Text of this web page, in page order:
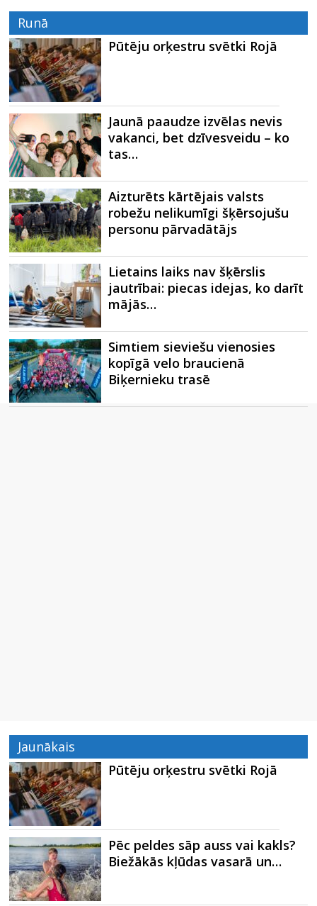
Runā
Pūtēju orķestru svētki Rojā
Jaunā paaudze izvēlas nevis
vakanci, bet dzīvesveidu – ko
tas…
Aizturēts kārtējais valsts
robežu nelikumīgi šķērsojušu
personu pārvadātājs
Lietains laiks nav šķērslis
jautrībai: piecas idejas, ko darīt
mājās…
Simtiem sieviešu vienosies
kopīgā velo braucienā
Biķernieku trasē
Jaunākais
Pūtēju orķestru svētki Rojā
Pēc peldes sāp auss vai kakls?
Biežākās kļūdas vasarā un…